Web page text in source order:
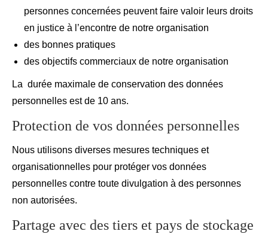
personnes concernées peuvent faire valoir leurs droits
en justice à l’encontre de notre organisation
des bonnes pratiques
des objectifs commerciaux de notre organisation
La durée maximale de conservation des données
personnelles est de 10 ans.
Protection de vos données personnelles
Nous utilisons diverses mesures techniques et
organisationnelles pour protéger vos données
personnelles contre toute divulgation à des personnes
non autorisées.
Partage avec des tiers et pays de stockage